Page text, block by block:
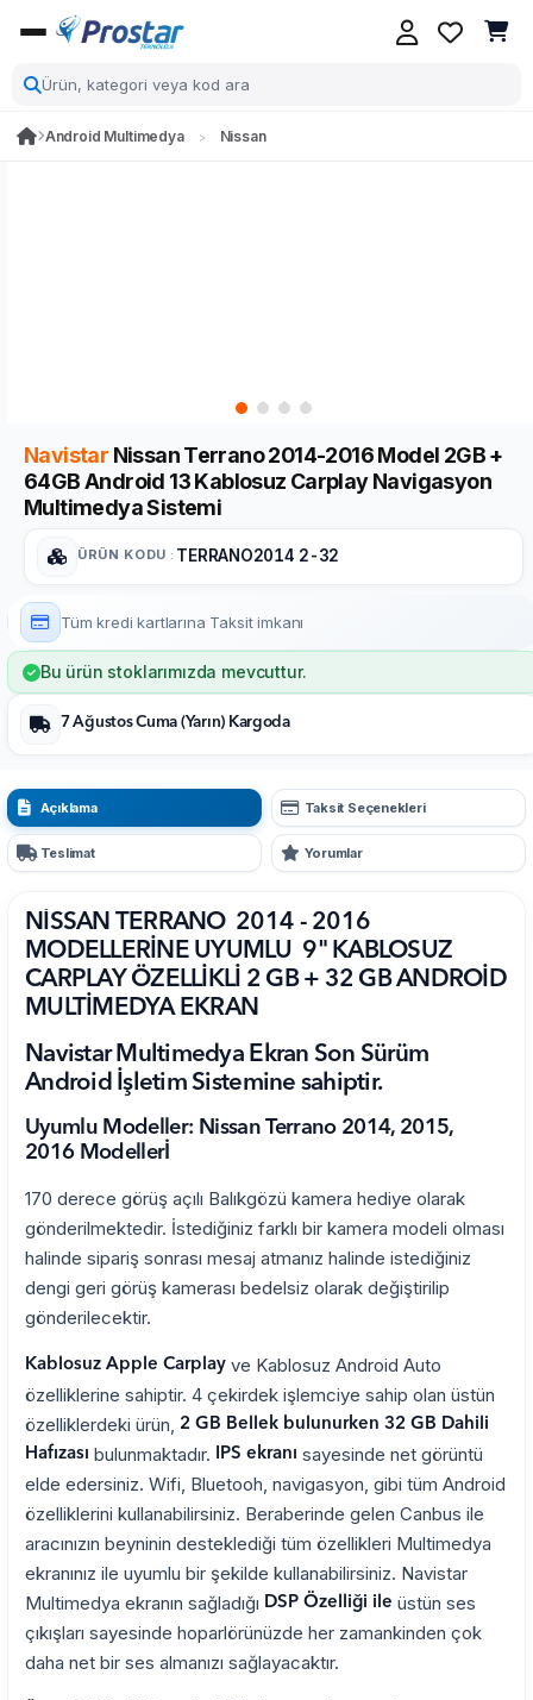
Android Multimedya Nissan
Navistar Nissan Terrano 2014-2016 Model 2GB +
64GB Android 13 Kablosuz Carplay Navigasyon
Multimedya Sistemi
ÜRÜN KODU : TERRANO2014 2-32
Tüm kredi kartlarına Taksit imkanı
Bu ürün stoklarımızda mevcuttur.
7 Ağustos Cuma (Yarın) Kargoda
Açıklama Taksit Seçenekleri
Teslimat Yorumlar
NİSSAN TERRANO 2014 - 2016
MODELLERİNE UYUMLU 9" KABLOSUZ
CARPLAY ÖZELLİKLİ 2 GB + 32 GB ANDROİD
MULTİMEDYA EKRAN
Navistar Multimedya Ekran Son Sürüm
Android İşletim Sistemine sahiptir.
Uyumlu Modeller: Nissan Terrano 2014, 2015,
2016 Modellerİ
170 derece görüş açılı Balıkgözü kamera hediye olarak
gönderilmektedir. İstediğiniz farklı bir kamera modeli olması
halinde sipariş sonrası mesaj atmanız halinde istediğiniz
dengi geri görüş kamerası bedelsiz olarak değiştirilip
gönderilecektir.
Kablosuz Apple Carplay ve Kablosuz Android Auto
özelliklerine sahiptir. 4 çekirdek işlemciye sahip olan üstün
özelliklerdeki ürün, 2 GB Bellek bulunurken 32 GB Dahili
Hafızası bulunmaktadır. IPS ekranı sayesinde net görüntü
elde edersiniz. Wifi, Bluetooh, navigasyon, gibi tüm Android
özelliklerini kullanabilirsiniz. Beraberinde gelen Canbus ile
aracınızın beyninin desteklediği tüm özellikleri Multimedya
ekranınız ile uyumlu bir şekilde kullanabilirsiniz. Navistar
Multimedya ekranın sağladığı DSP Özelliği ile üstün ses
çıkışları sayesinde hoparlörünüzde her zamankinden çok
daha net bir ses almanızı sağlayacaktır.